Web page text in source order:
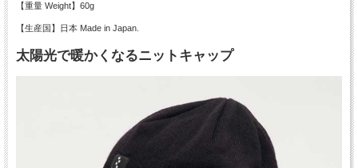
【重量 Weight】60g
【生産国】日本 Made in Japan.
太陽光で暖かくなるニットキャップ